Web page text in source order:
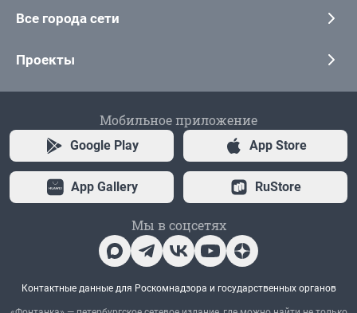
Все города сети
Проекты
Мобильное приложение
Google Play App Store
App Gallery RuStore
Мы в соцсетях
Контактные данные для Роскомнадзора и государственных органов